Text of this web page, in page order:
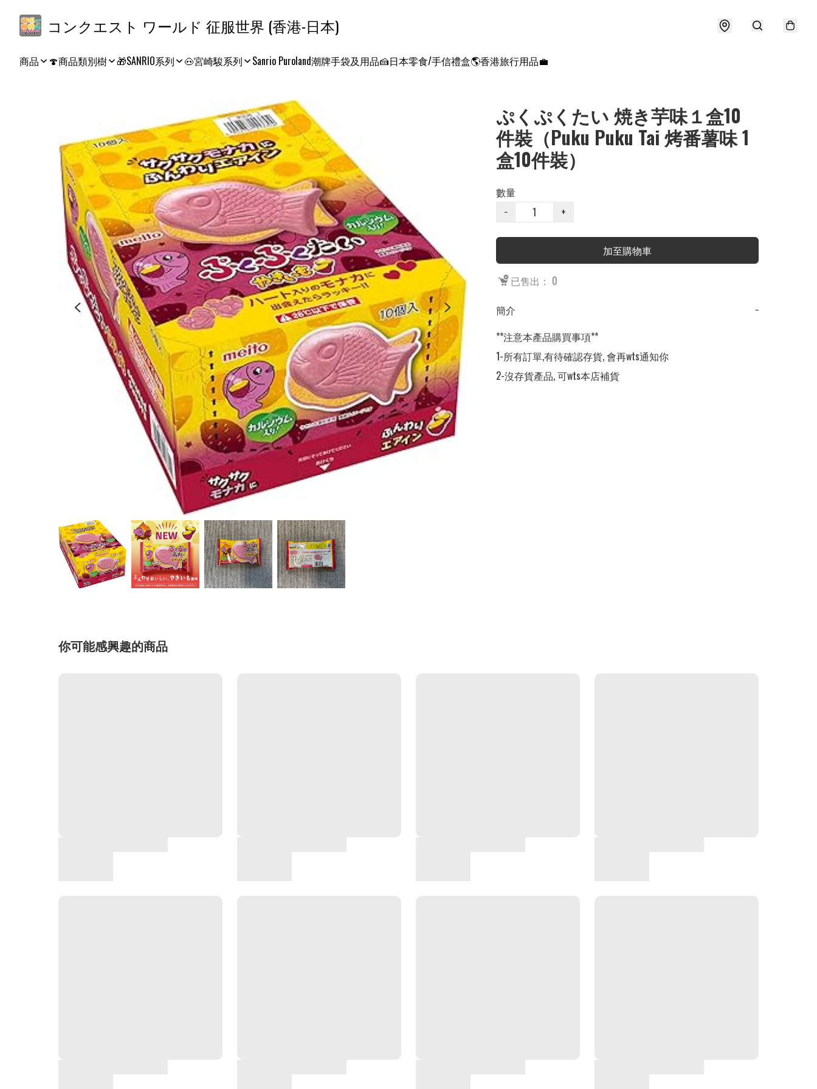
コンクエスト ワールド 征服世界 (香港-日本)
商品 🍄商品類別樹 🎁SANRIO系列 🐽宮崎駿系列 Sanrio Puroland潮牌手袋及用品🍰日本零食/手信禮盒🌎香港旅行用品💼
ぷくぷくたい 焼き芋味１盒10
件裝（Puku Puku Tai 烤番薯味 1
盒10件裝）
數量
−
+
加至購物車
已售出： 0
簡介
−
**注意本產品購買事項**
1-所有訂單,有待確認存貨, 會再wts通知你
2-沒存貨產品, 可wts本店補貨
你可能感興趣的商品